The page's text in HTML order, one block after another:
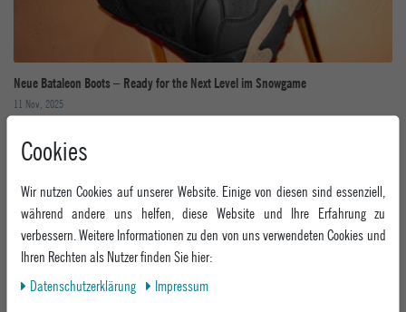
Neue Bataleon Boots – Ready for the Next Level im Snowgame
11 Nov, 2025
Shred Kids Geisskopf Snowboard Festival 2026
Cookies
Wir nutzen Cookies auf unserer Website. Einige von diesen sind essenziell,
während andere uns helfen, diese Website und Ihre Erfahrung zu
verbessern. Weitere Informationen zu den von uns verwendeten Cookies und
Ihren Rechten als Nutzer finden Sie hier:
Daten­schutz­erklärung
Impressum